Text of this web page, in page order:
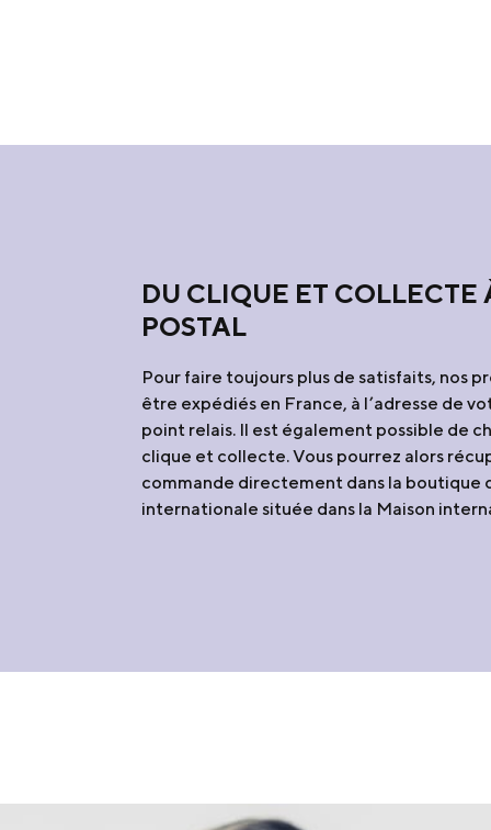
DU CLIQUE ET COLLECTE
POSTAL
Pour faire toujours plus de satisfaits, nos
être expédiés en France, à l’adresse de
point relais. Il est également possible de
clique et collecte. Vous pourrez alors
commande directement dans la boutique
internationale située dans la Maison